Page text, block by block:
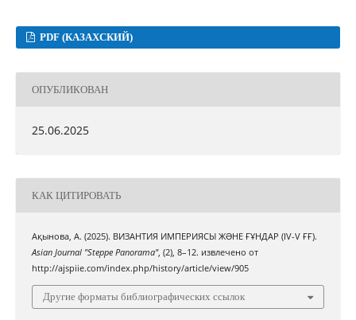
PDF (КАЗАХСКИЙ)
ОПУБЛИКОВАН
25.06.2025
КАК ЦИТИРОВАТЬ
Ақынова, А. (2025). ВИЗАНТИЯ ИМПЕРИЯСЫ ЖƏНЕ ҒҰНДАР (IV-V ҒҒ).
Asian Journal "Steppe Panorama", (2), 8–12. извлечено от
http://ajspiie.com/index.php/history/article/view/905
Другие форматы библиографических ссылок